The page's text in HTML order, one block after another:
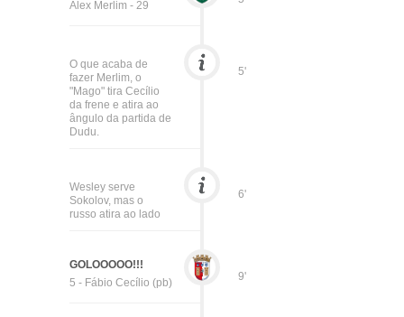
Alex Merlim - 29
5'
O que acaba de
fazer Merlim, o
"Mago" tira Cecílio
da frene e atira ao
ângulo da partida de
Dudu.
6'
Wesley serve
Sokolov, mas o
russo atira ao lado
9'
GOLOOOOO!!!
5 - Fábio Cecílio (pb)